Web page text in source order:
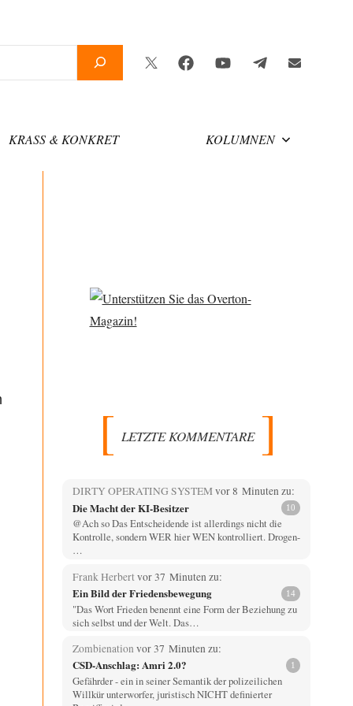
Twitter
FacebookYouTubeTelegramNewsletter
KRASS & KONKRET KOLUMNEN
LETZTE KOMMENTARE
DIRTY OPERATING SYSTEMvor 8 Minuten zu:
Die Macht der KI-Besitzer 10
@Ach so Das Entscheidende ist allerdings nicht die
Kontrolle, sondern WER hier WEN kontrolliert. Drogen-
…
Frank Herbert vor 37 Minuten zu:
Ein Bild der Friedensbewegung 14
"Das Wort Frieden benennt eine Form der Beziehung zu
sich selbst und der Welt. Das…
Zombienation vor 37 Minuten zu:
CSD-Anschlag: Amri 2.0? 1
Gefährder - ein in seiner Semantik der polizeilichen
Willkür unterworfer, juristisch NICHT definierter